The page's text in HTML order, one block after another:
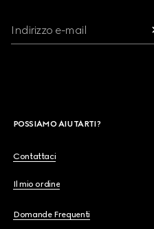
Indirizzo e-mail
POSSIAMO AIUTARTI?
Contattaci
Il mio ordine
Domande Frequenti